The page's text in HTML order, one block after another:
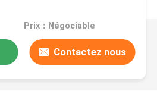
Prix：Négociable
Contactez nous